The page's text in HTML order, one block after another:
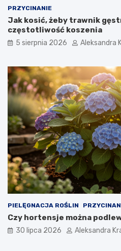
e
m
a
z
t
o
s
w
a
n
i
e
?
PRZYCINANIE
Jak kosić, żeby trawnik
częstotliwość koszenia
5 sierpnia 2026 Aleksandra
PIELĘGNACJA ROŚLIN
Czy hortensje można
30 lipca 2026 Aleksandra